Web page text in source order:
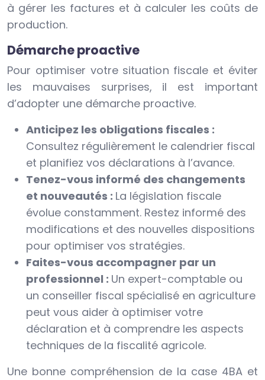
à gérer les factures et à calculer les coûts de
production.
Démarche proactive
Pour optimiser votre situation fiscale et éviter
les mauvaises surprises, il est important
d’adopter une démarche proactive.
Anticipez les obligations fiscales :
Consultez régulièrement le calendrier fiscal
et planifiez vos déclarations à l’avance.
Tenez-vous informé des changements
et nouveautés : La législation fiscale
évolue constamment. Restez informé des
modifications et des nouvelles dispositions
pour optimiser vos stratégies.
Faites-vous accompagner par un
professionnel : Un expert-comptable ou
un conseiller fiscal spécialisé en agriculture
peut vous aider à optimiser votre
déclaration et à comprendre les aspects
techniques de la fiscalité agricole.
Une bonne compréhension de la case 4BA et